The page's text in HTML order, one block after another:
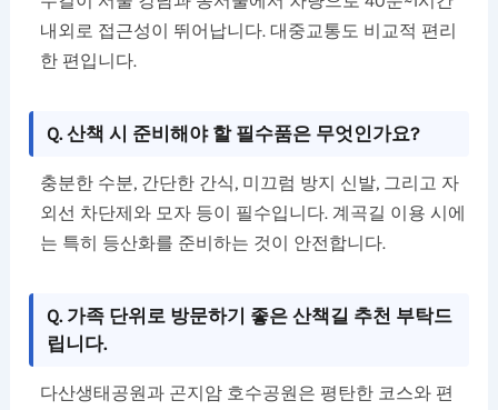
내외로 접근성이 뛰어납니다. 대중교통도 비교적 편리
한 편입니다.
Q. 산책 시 준비해야 할 필수품은 무엇인가요?
충분한 수분, 간단한 간식, 미끄럼 방지 신발, 그리고 자
외선 차단제와 모자 등이 필수입니다. 계곡길 이용 시에
는 특히 등산화를 준비하는 것이 안전합니다.
Q. 가족 단위로 방문하기 좋은 산책길 추천 부탁드
립니다.
다산생태공원과 곤지암 호수공원은 평탄한 코스와 편